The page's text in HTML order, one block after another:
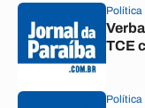
Política
TCE
Política